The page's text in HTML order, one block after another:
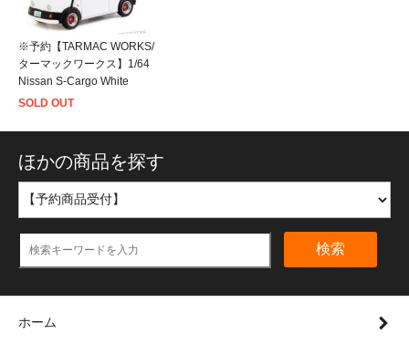
※予約【TARMAC WORKS/
ターマックワークス】1/64
Nissan S-Cargo White
SOLD OUT
ほかの商品を探す
検索
ホーム